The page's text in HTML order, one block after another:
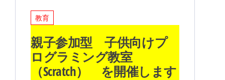
教育
親子参加型 子供向けプ
ログラミング教室
（Scratch） を開催します